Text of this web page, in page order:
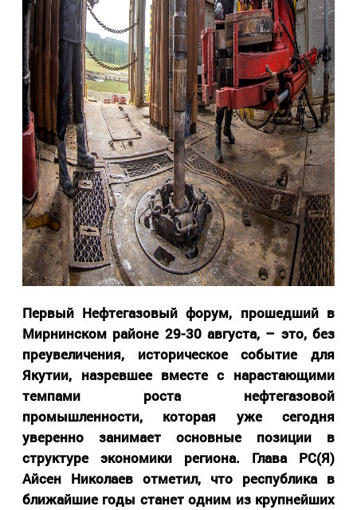
Первый Нефтегазовый форум, прошедший в
Мирнинском районе 29-30 августа, – это, без
преувеличения, историческое событие для
Якутии, назревшее вместе с нарастающими
темпами роста нефтегазовой
промышленности, которая уже сегодня
уверенно занимает основные позиции в
структуре экономики региона. Глава РС(Я)
Айсен Николаев отметил, что республика в
ближайшие годы станет одним из крупнейших